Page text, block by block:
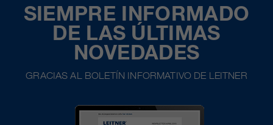
SIEMPRE INFORMADO
DE LAS ÚLTIMAS
NOVEDADES
GRACIAS AL BOLETÍN INFORMATIVO DE LEITNER